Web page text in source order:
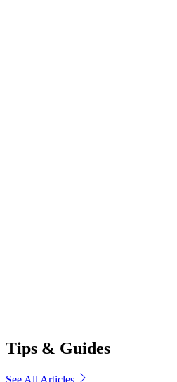
Tips & Guides
See All Articles